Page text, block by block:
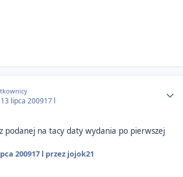
13 lipca 200917 l
podanej na tacy daty wydania po pierwszej
200917 l przez jojok21